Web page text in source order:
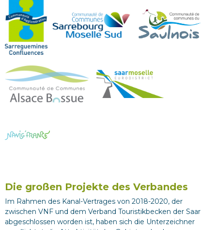
Die großen Projekte des Verbandes
Im Rahmen des Kanal-Vertrages von 2018-2020, der
zwischen VNF und dem Verband Touristikbecken der Saar
abgeschlossen worden ist, haben sich die Unterzeichner